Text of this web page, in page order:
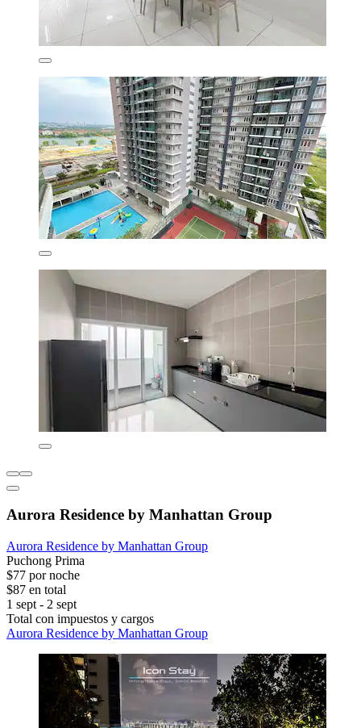
Aurora Residence by Manhattan Group
Aurora Residence by Manhattan Group
Puchong Prima
$77 por noche
$87 en total
1 sept - 2 sept
Total con impuestos y cargos
Aurora Residence by Manhattan Group